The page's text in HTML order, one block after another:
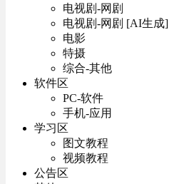
电视剧-网剧
电视剧-网剧 [AI生成]
电影
特摄
综合-其他
软件区
PC-软件
手机-应用
学习区
图文教程
视频教程
公告区